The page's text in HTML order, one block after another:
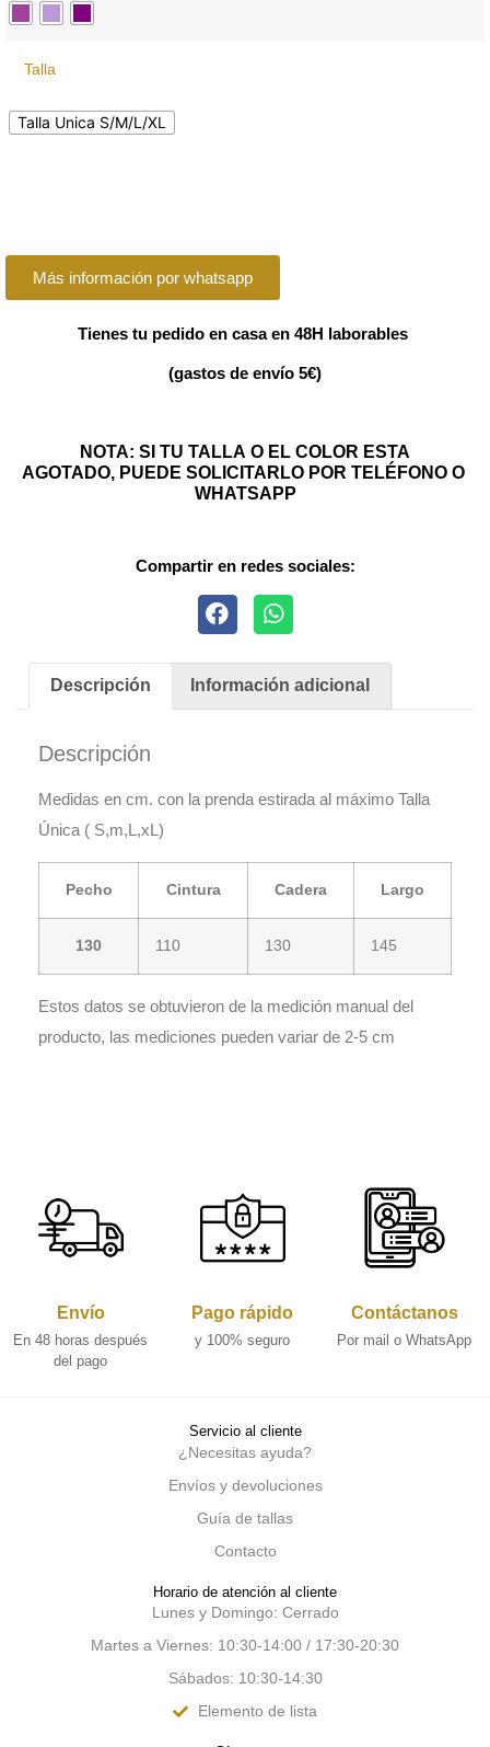
Talla
Talla Unica S/M/L/XL
Más información por whatsapp
Tienes tu pedido en casa en 48H laborables
(gastos de envío 5€)
NOTA: SI TU TALLA O EL COLOR ESTA
AGOTADO, PUEDE SOLICITARLO POR TELÉFONO O
WHATSAPP
Compartir en redes sociales:
Descripción Información adicional
Descripción
Medidas en cm. con la prenda estirada al máximo Talla
Única ( S,m,L,xL)
Pecho Cintura Cadera Largo
130 110 130 145
Estos datos se obtuvieron de la medición manual del
producto, las mediciones pueden variar de 2-5 cm
Envío
En 48 horas después
del pago
Pago rápido
y 100% seguro
Contáctanos
Por mail o WhatsApp
Servicio al cliente
¿Necesitas ayuda?
Envíos y devoluciones
Guía de tallas
Contacto
Horario de atención al cliente
Lunes y Domingo: Cerrado
Martes a Viernes: 10:30-14:00 / 17:30-20:30
Sábados: 10:30-14:30
Elemento de lista